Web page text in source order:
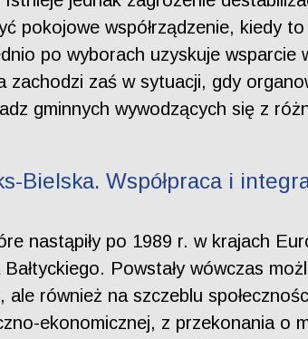
pokojowe współrządzenie, kiedy
po wyborach uzyskuje wsparcie
zaś w sytuacji, gdy
gminnych wywodzących się z
Bielska. Współpraca i
nastąpiły po 1989 r. w krajach
Powstały wówczas
również na szczeblu
ekonomicznej, z przekonania o